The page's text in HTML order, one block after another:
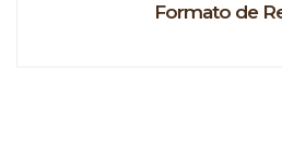
Formato de